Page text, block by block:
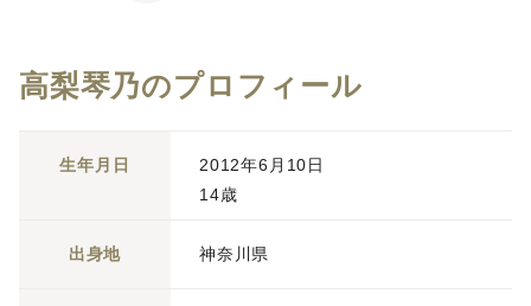
高梨琴乃のプロフィール
生年月日
2012年6月10日
14歳
出身地 神奈川県